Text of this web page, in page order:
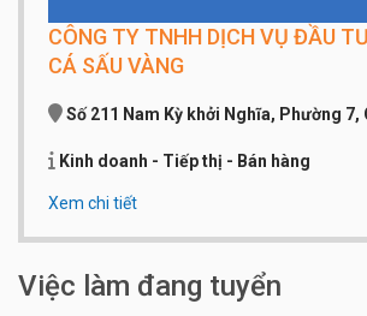
CÔNG TY TNHH DỊCH VỤ ĐẦU
CÁ SẤU VÀNG
Số 211 Nam Kỳ khởi Nghĩa, Phường 7,
Kinh doanh - Tiếp thị - Bán hàng
Qui mô công ty:
Số điện thoại:0909 925 975
Xem chi tiết
Việc làm đang tuyển